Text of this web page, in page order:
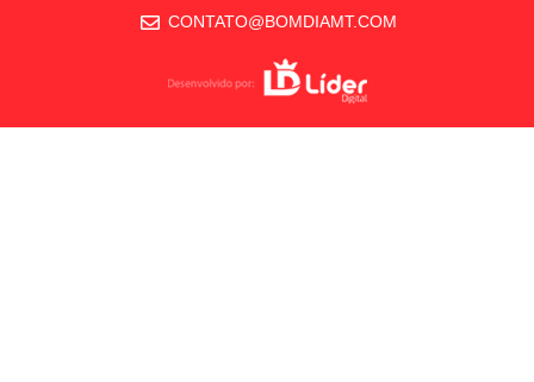
CONTATO@BOMDIAMT.COM